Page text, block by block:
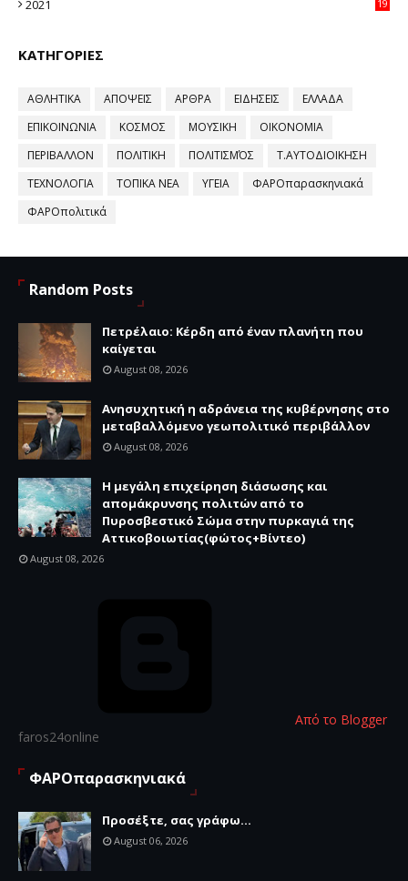
2021
19
ΚΑΤΗΓΟΡΙΕΣ
ΑΘΛΗΤΙΚΑ ΑΠΟΨΕΙΣ ΑΡΘΡΑ ΕΙΔΗΣΕΙΣ
ΕΛΛΑΔΑ
ΕΠΙΚΟΙΝΩΝΙΑ
ΚΟΣΜΟΣ ΜΟΥΣΙΚΗ
ΟΙΚΟΝΟΜΙΑ
ΠΕΡΙΒΑΛΛΟΝ
ΠΟΛΙΤΙΚΗ ΠΟΛΙΤΙΣΜΌΣ
Τ.ΑΥΤΟΔΙΟΙΚΗΣΗ
ΤΕΧΝΟΛΟΓΙΑ
ΤΟΠΙΚΑ ΝΕΑ ΥΓΕΙΑ
ΦΑΡΟπαρασκηνιακά
ΦΑΡΟπολιτικά
Random Posts
Πετρέλαιο: Κέρδη από έναν πλανήτη που
καίγεται
August 08, 2026
Ανησυχητική η αδράνεια της κυβέρνησης στο
μεταβαλλόμενο γεωπολιτικό περιβάλλον
August 08, 2026
Η μεγάλη επιχείρηση διάσωσης και
απομάκρυνσης πολιτών από το
Πυροσβεστικό Σώμα στην πυρκαγιά της
Αττικοβοιωτίας(φώτος+Βίντεο)
August 08, 2026
Από το Blogger
faros24online
ΦΑΡΟπαρασκηνιακά
Προσέξτε, σας γράφω...
August 06, 2026